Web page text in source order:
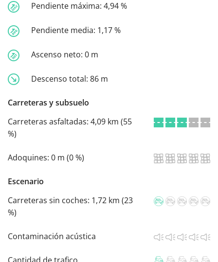
Pendiente máxima: 4,94 %
Pendiente media: 1,17 %
Ascenso neto: 0 m
Descenso total: 86 m
Carreteras y subsuelo
Carreteras asfaltadas: 4,09 km (55
%)
Adoquines: 0 m (0 %)
Escenario
Carreteras sin coches: 1,72 km (23
%)
Contaminación acústica